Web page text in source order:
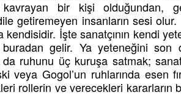
kavrayan bir kişi olduğundan,
getiremeyen insanların sesi
kendisidir. İşte sanatçının kendi
gelir. Ya yeteneğini son
ruhunu üç kuruşa satmak;
veya Gogol’un ruhlarında esen
rollerin ve verecekleri kararların